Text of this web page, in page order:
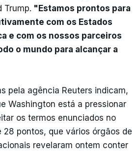
Trump. "Estamos prontos para
com os Estados
e com os nossos parceiros
o mundo para alcançar a
pela agência Reuters indicam,
Washington está a pressionar
os termos enunciados no
28 pontos, que vários órgãos de
revelaram ontem conter